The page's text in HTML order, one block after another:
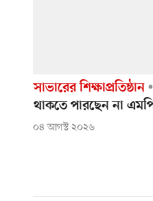
সাভারের শিক্ষাপ্রতিষ্ঠান
থাকতে পারছেন না
০৪ আগস্ট ২০২৬